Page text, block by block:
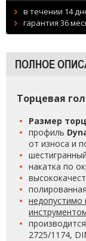
в течении 14
гарантия 36
ПОЛНОЕ
Торцевая
Размер
профиль
от износа и
накатка по
недопустимо
2725/1174,